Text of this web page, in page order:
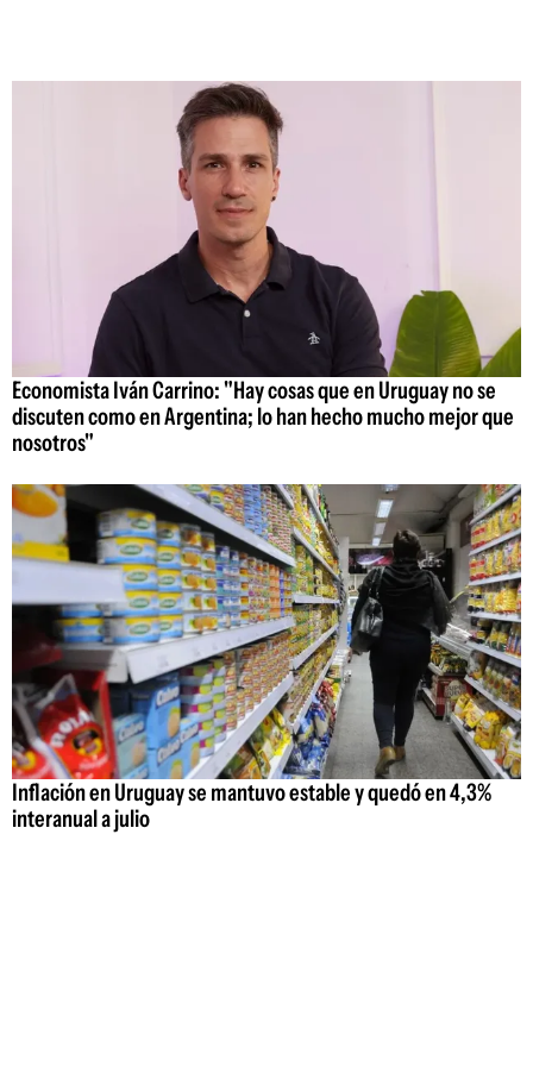
Economista Iván Carrino: "Hay cosas que en Uruguay no se
discuten como en Argentina; lo han hecho mucho mejor que
nosotros"
Inflación en Uruguay se mantuvo estable y quedó en 4,3%
interanual a julio